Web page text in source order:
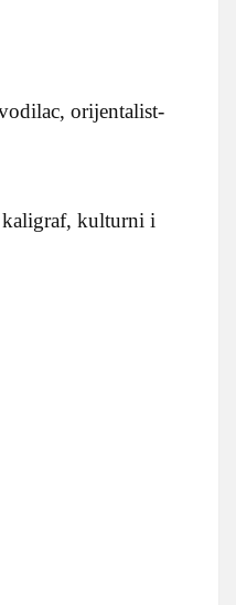
orijentalist-
kulturni i